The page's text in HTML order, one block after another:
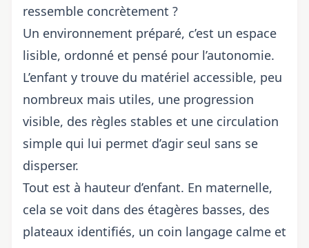
ressemble concrètement ?
Un environnement préparé, c’est un espace
lisible, ordonné et pensé pour l’autonomie.
L’enfant y trouve du matériel accessible, peu
nombreux mais utiles, une progression
visible, des règles stables et une circulation
simple qui lui permet d’agir seul sans se
disperser.
Tout est à hauteur d’enfant. En maternelle,
cela se voit dans des étagères basses, des
plateaux identifiés, un coin langage calme et